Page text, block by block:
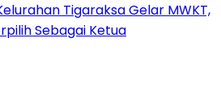
Tigaraksa Gelar MWKT,
Sebagai Ketua